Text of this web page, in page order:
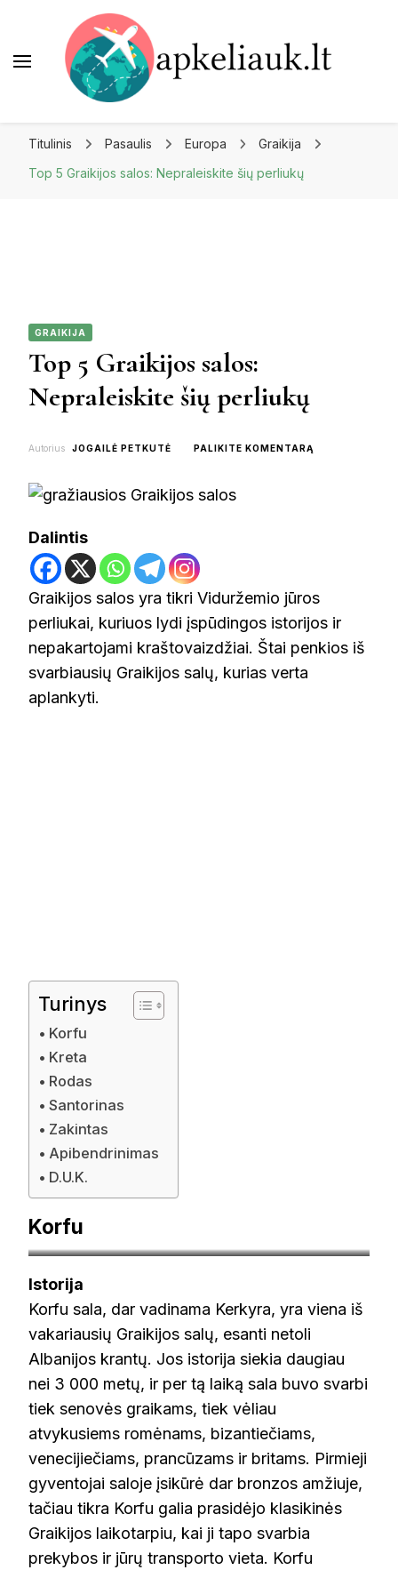
Titulinis Pasaulis Europa
Graikija
Top 5 Graikijos salos: Nepraleiskite šių perliukų
GRAIKIJA
Top 5 Graikijos salos:
Nepraleiskite šių perliukų
Autorius JOGAILĖ PETKUTĖ PALIKITE KOMENTARĄ
Dalintis
Graikijos salos yra tikri Viduržemio jūros
perliukai, kuriuos lydi įspūdingos istorijos ir
nepakartojami kraštovaizdžiai. Štai penkios iš
svarbiausių Graikijos salų, kurias verta
aplankyti.
Turinys
Korfu
Kreta
Rodas
Santorinas
Zakintas
Apibendrinimas
D.U.K.
Korfu
Istorija
Korfu sala, dar vadinama Kerkyra, yra viena iš
vakariausių Graikijos salų, esanti netoli
Albanijos krantų. Jos istorija siekia daugiau
nei 3 000 metų, ir per tą laiką sala buvo svarbi
tiek senovės graikams, tiek vėliau
atvykusiems romėnams, bizantiečiams,
venecijiečiams, prancūzams ir britams. Pirmieji
gyventojai saloje įsikūrė dar bronzos amžiuje,
tačiau tikra Korfu galia prasidėjo klasikinės
Graikijos laikotarpiu, kai ji tapo svarbia
prekybos ir jūrų transporto vieta. Korfu